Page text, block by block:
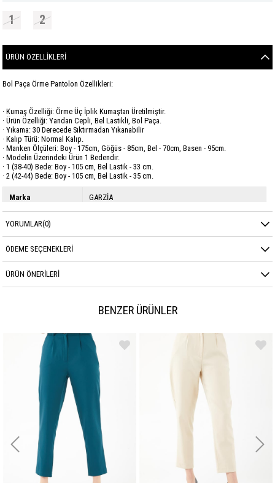
1 2
ÜRÜN ÖZELLIKLERI
Bol Paça Örme Pantolon Özellikleri:
· Kumaş Özelliği: Örme Üç İplik Kumaştan Üretilmiştir.
· Ürün Özelliği: Yandan Cepli, Bel Lastikli, Bol Paça.
· Yıkama: 30 Derecede Sıktırmadan Yıkanabilir
· Kalıp Türü: Normal Kalıp.
· Manken Ölçüleri: Boy - 175cm, Göğüs - 85cm, Bel - 70cm, Basen - 95cm.
· Modelin Üzerindeki Ürün 1 Bedendir.
· 1 (38-40) Bede: Boy - 105 cm, Bel Lastik - 33 cm.
· 2 (42-44) Bede: Boy - 105 cm, Bel Lastik - 35 cm.
Marka GARZİA
Kumaş Cinsi DİOGANAL ÜÇ İPLİK
YORUMLAR(0)
ÖDEME SEÇENEKLERI
ÜRÜN ÖNERILERI
BENZER ÜRÜNLER